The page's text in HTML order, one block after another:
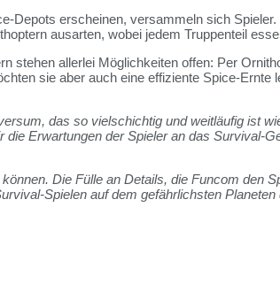
Depots erscheinen, versammeln sich
ausarten, wobei jedem Truppenteil
stehen allerlei Möglichkeiten offen: Per
sie aber auch eine effiziente Spice-Ernte
das so vielschichtig und weitläufig ist
die Erwartungen der Spieler an das Survival-
Die Fülle an Details, die Funcom den
Spielen auf dem gefährlichsten